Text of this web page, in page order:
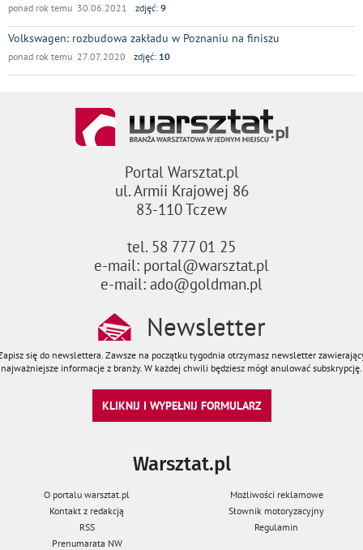
ponad rok temu 30.06.2021 zdjęć: 9
Volkswagen: rozbudowa zakładu w Poznaniu na finiszu
ponad rok temu 27.07.2020 zdjęć: 10
Portal Warsztat.pl
ul. Armii Krajowej 86
83-110 Tczew
tel. 58 777 01 25
e-mail: portal@warsztat.pl
e-mail: ado@goldman.pl
Newsletter
się do newslettera. Zawsze na początku tygodnia otrzymasz newsletter
najważniejsze informacje z branży. W każdej chwili będziesz mógł anulować subskrypcję.
KLIKNIJ I WYPEŁNIJ FORMULARZ
Warsztat.pl
O portalu warsztat.pl
Możliwości reklamowe
Kontakt z redakcją
Słownik motoryzacyjny
RSS
Regulamin
Prenumarata NW